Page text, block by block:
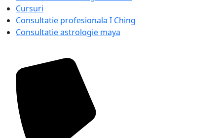
Cursuri
Consultatie profesionala I Ching
Consultatie astrologie maya